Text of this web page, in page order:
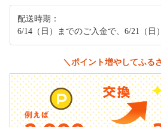
配送時期：
6/14（日）までのご入金で、6/21（日
＼ポイント増やしてふる